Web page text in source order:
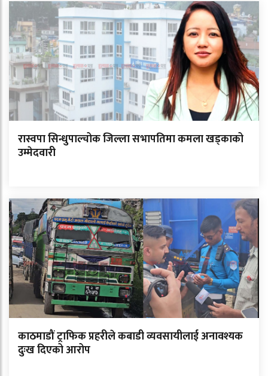
रास्वपा सिन्धुपाल्चोक जिल्ला सभापतिमा कमला खड्काको
उम्मेदवारी
काठमाडौं ट्राफिक प्रहरीले कबाडी व्यवसायीलाई अनावश्यक
दुःख दिएको आरोप